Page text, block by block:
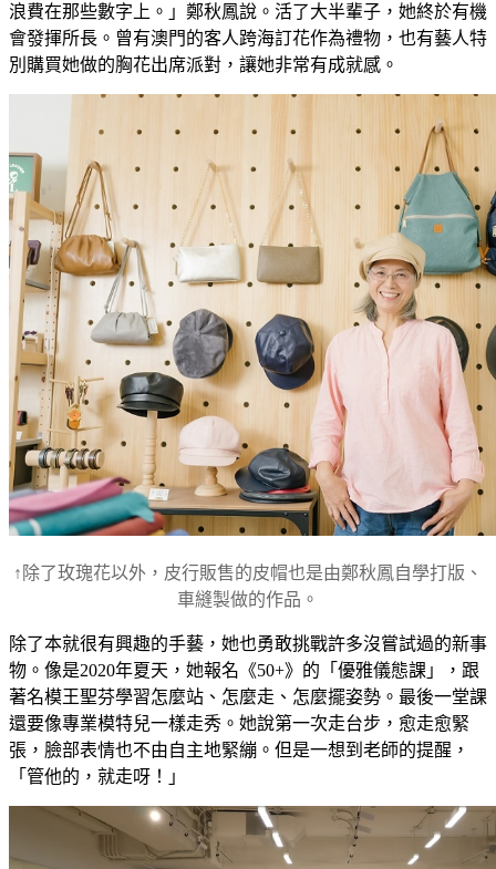
浪費在那些數字上。」鄭秋鳳說。活了大半輩子，她終於有機
會發揮所長。曾有澳門的客人跨海訂花作為禮物，也有藝人特
別購買她做的胸花出席派對，讓她非常有成就感。
↑除了玫瑰花以外，皮行販售的皮帽也是由鄭秋鳳自學打版、
車縫製做的作品。
除了本就很有興趣的手藝，她也勇敢挑戰許多沒嘗試過的新事
物。像是2020年夏天，她報名《50+》的「優雅儀態課」，跟
著名模王聖芬學習怎麼站、怎麼走、怎麼擺姿勢。最後一堂課
還要像專業模特兒一樣走秀。她說第一次走台步，愈走愈緊
張，臉部表情也不由自主地緊繃。但是一想到老師的提醒，
「管他的，就走呀！」